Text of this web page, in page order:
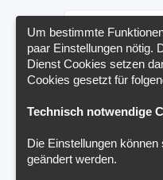
Portal
Um bestimmte
paar Einstellungen nötig.
Dienst Cookies setzen
Cookies gesetzt für
Technisch notwendige
Die Einstellungen
geändert werden.